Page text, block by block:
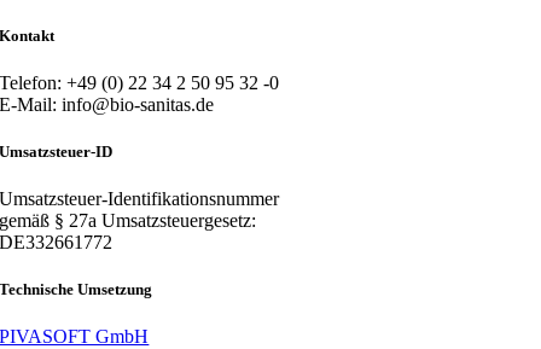
Kontakt
Telefon: +49 (0) 22 34 2 50 95 32 -0
E-Mail:info@bio-sanitas.de
Umsatzsteuer-ID
Umsatzsteuer-Identifikationsnummer
gemäß § 27a Umsatzsteuergesetz:
DE332661772
Technische Umsetzung
PIVASOFT GmbH